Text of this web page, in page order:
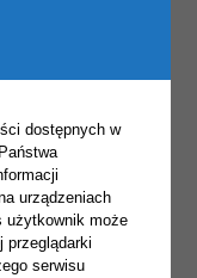
relacje,bo w
FB szkoły.
dostępnych w
urządzeniach
użytkownik może
przeglądarki
serwisu